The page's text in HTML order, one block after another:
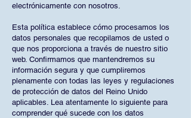
electrónicamente con nosotros.
Esta política establece cómo procesamos los
datos personales que recopilamos de usted o
que nos proporciona a través de nuestro sitio
web. Confirmamos que mantendremos su
información segura y que cumpliremos
plenamente con todas las leyes y regulaciones
de protección de datos del Reino Unido
aplicables. Lea atentamente lo siguiente para
comprender qué sucede con los datos